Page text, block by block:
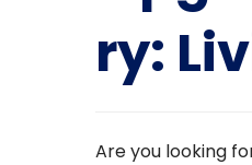
ry:
Are you looking